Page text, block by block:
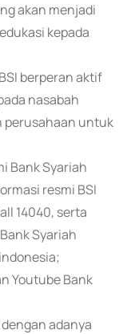
akan menjadi
kepada
berperan aktif
nasabah
perusahaan untuk
Bank Syariah
resmi BSI
14040, serta
Syariah
Youtube Bank
adanya